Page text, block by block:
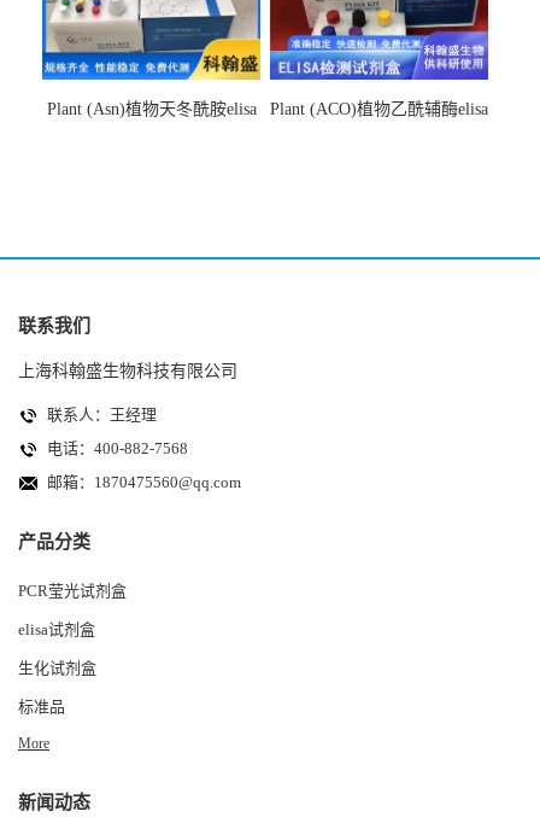
Plant (Asn)植物天冬酰胺elisa
Plant (ACO)植物乙酰辅酶elisa
联系我们
上海科翰盛生物科技有限公司
联系人：王经理
电话：400-882-7568
邮箱： 1870475560@qq.com
产品分类
PCR莹光试剂盒
elisa试剂盒
生化试剂盒
标准品
More
新闻动态